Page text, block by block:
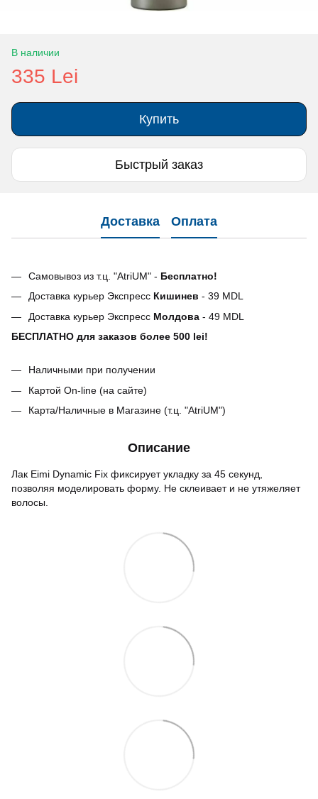
В наличии
335 Lei
Купить
Быстрый заказ
Доставка Оплата
Самовывоз из т.ц. "AtriUM" - Бесплатно!
Доставка курьер Экспресс Кишинев - 39 MDL
Доставка курьер Экспресс Молдова - 49 MDL
БЕСПЛАТНО для заказов более 500 lei!
Наличными при получении
Картой On-line (на сайте)
Карта/Наличные в Магазине (т.ц. "AtriUM")
Описание
Лак Eimi Dynamic Fix фиксирует укладку за 45 секунд,
позволяя моделировать форму. Не склеивает и не утяжеляет
волосы.